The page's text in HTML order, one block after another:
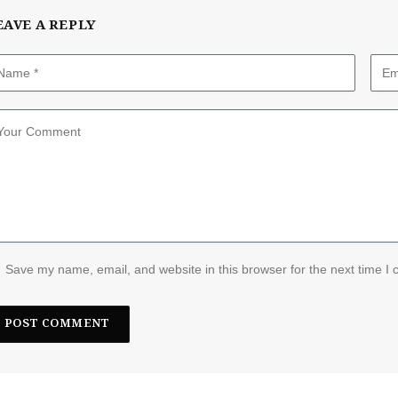
A REPLY
Save my name, email, and website in this browser for the next time I